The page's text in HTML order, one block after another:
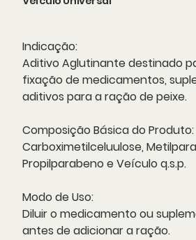
Indicação:
Aditivo Aglutinante destinado
fixação de medicamentos,
aditivos para a ração de peixe.
Composição Básica do Produto:
Carboximetilceluulose,
Propilparabeno e Veículo q.s.p.
Modo de Uso:
Diluir o medicamento ou
antes de adicionar a ração.